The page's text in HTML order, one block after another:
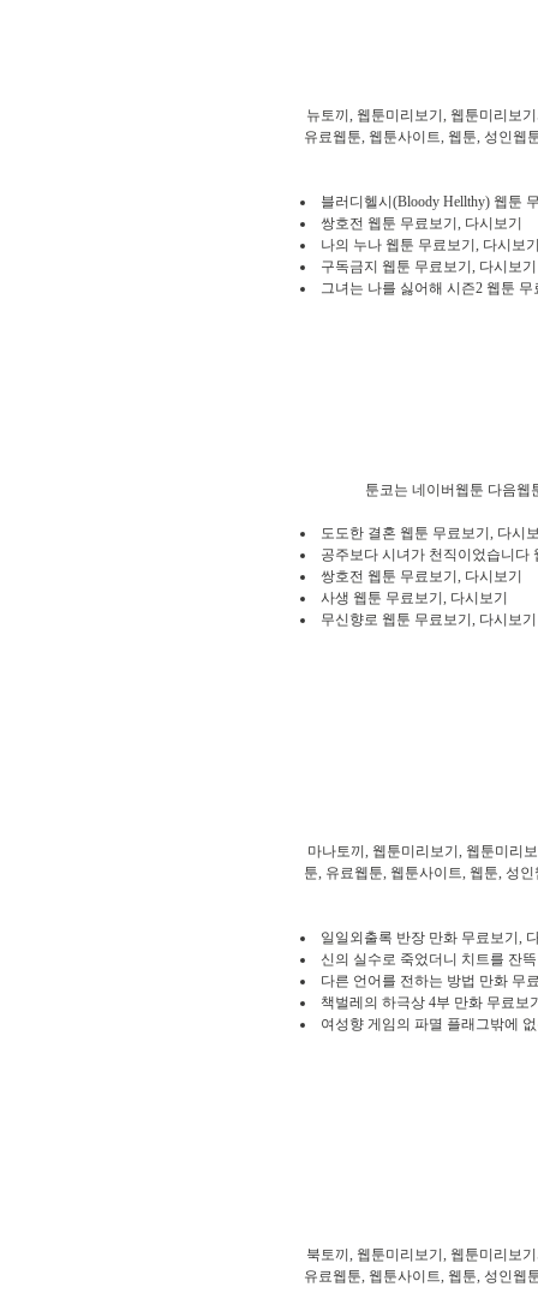
뉴토끼, 웹툰미리보기, 웹툰미리보
유료웹툰, 웹툰사이트, 웹툰, 성인웹
블러디헬시(Bloody Hellthy) 웹툰
쌍호전 웹툰 무료보기, 다시보기
나의 누나 웹툰 무료보기, 다시보
구독금지 웹툰 무료보기, 다시보기
그녀는 나를 싫어해 시즌2 웹툰
툰코는 네이버웹툰 다음웹
도도한 결혼 웹툰 무료보기, 다시
공주보다 시녀가 천직이었습니다
쌍호전 웹툰 무료보기, 다시보기
사생 웹툰 무료보기, 다시보기
무신향로 웹툰 무료보기, 다시보기
마나토끼, 웹툰미리보기, 웹툰미리
툰, 유료웹툰, 웹툰사이트, 웹툰, 성
일일외출록 반장 만화 무료보기,
신의 실수로 죽었더니 치트를 잔
다른 언어를 전하는 방법 만화 무
책벌레의 하극상 4부 만화 무료보
여성향 게임의 파멸 플래그밖에
북토끼, 웹툰미리보기, 웹툰미리보
유료웹툰, 웹툰사이트, 웹툰, 성인웹